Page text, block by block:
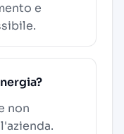
e
non